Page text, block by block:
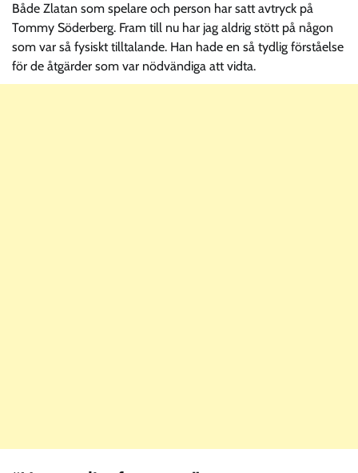
Både Zlatan som spelare och person har satt avtryck på
Tommy Söderberg. Fram till nu har jag aldrig stött på någon
som var så fysiskt tilltalande. Han hade en så tydlig förståelse
för de åtgärder som var nödvändiga att vidta.